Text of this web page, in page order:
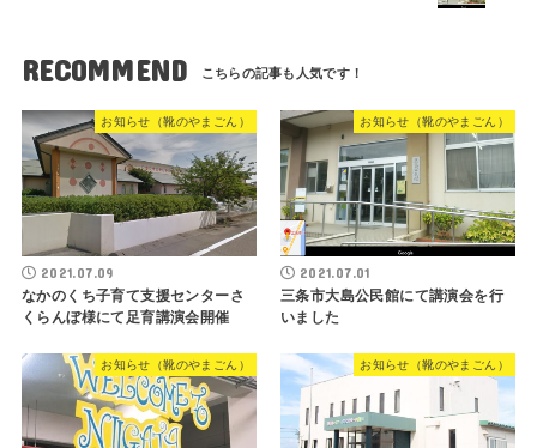
RECOMMEND
お知らせ（靴のやまごん）
2021.07.09
なかのくち子育て支援センターさ
くらんぼ様にて足育講演会開催
お知らせ（靴のやまごん）
2021.07.01
三条市大島公民館にて講演会を行
いました
お知らせ（靴のやまごん） お知らせ（靴のやまごん）